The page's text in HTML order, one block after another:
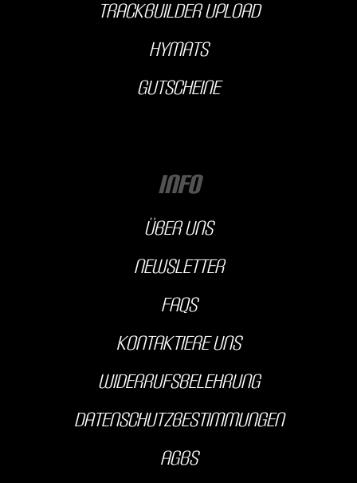
Trackbuilder Upload
hyMats
Gutscheine
INFO
über uns
Newsletter
FAQs
kontaktiere uns
Widerrufsbelehrung
Datenschutzbestimmungen
AGBS